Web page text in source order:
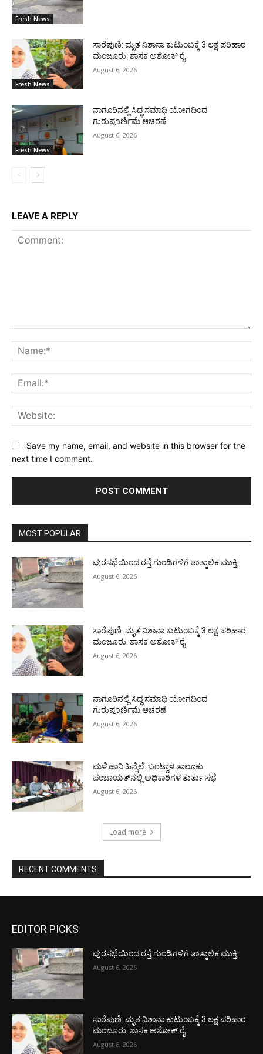
Fresh News
Fresh News
ಸಾರೆಪುಣಿ: ಮೃತ ನಿಶಾನಾ ಕುಟುಂಬಕ್ಕೆ 3 ಲಕ್ಷ ಪರಿಹಾರ
ಮಂಜೂರು: ಶಾಸಕ ಅಶೋಕ್ ರೈ
August 6, 2026
Fresh News
ನಾಗೂರಿನಲ್ಲಿ ಸಿದ್ಧ ಸಮಾಧಿ ಯೋಗದಿಂದ
ಗುರುಪೂರ್ಣಿಮೆ ಆಚರಣೆ
August 6, 2026
LEAVE A REPLY
Save my name, email, and website in this browser for the
next time I comment.
MOST POPULAR
ಪುರಸಭೆಯಿಂದ ರಸ್ತೆ ಗುಂಡಿಗಳಿಗೆ ತಾತ್ಕಾಲಿಕ ಮುಕ್ತಿ
August 6, 2026
ಸಾರೆಪುಣಿ: ಮೃತ ನಿಶಾನಾ ಕುಟುಂಬಕ್ಕೆ 3 ಲಕ್ಷ ಪರಿಹಾರ
ಮಂಜೂರು: ಶಾಸಕ ಅಶೋಕ್ ರೈ
August 6, 2026
ನಾಗೂರಿನಲ್ಲಿ ಸಿದ್ಧ ಸಮಾಧಿ ಯೋಗದಿಂದ
ಗುರುಪೂರ್ಣಿಮೆ ಆಚರಣೆ
August 6, 2026
ಮಳೆ ಹಾನಿ ಹಿನ್ನೆಲೆ: ಬಂಟ್ವಾಳ ತಾಲೂಕು
ಪಂಚಾಯತ್‌ನಲ್ಲಿ ಅಧಿಕಾರಿಗಳ ತುರ್ತು ಸಭೆ
August 6, 2026
Load more
RECENT COMMENTS
EDITOR PICKS
ಪುರಸಭೆಯಿಂದ ರಸ್ತೆ ಗುಂಡಿಗಳಿಗೆ ತಾತ್ಕಾಲಿಕ ಮುಕ್ತಿ
August 6, 2026
ಸಾರೆಪುಣಿ: ಮೃತ ನಿಶಾನಾ ಕುಟುಂಬಕ್ಕೆ 3 ಲಕ್ಷ ಪರಿಹಾರ
ಮಂಜೂರು: ಶಾಸಕ ಅಶೋಕ್ ರೈ
August 6, 2026